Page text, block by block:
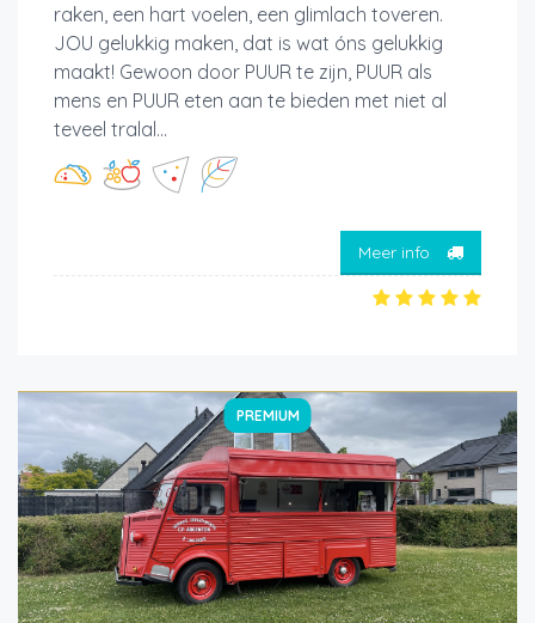
raken, een hart voelen, een glimlach toveren.
JOU gelukkig maken, dat is wat óns gelukkig
maakt! Gewoon door PUUR te zijn, PUUR als
mens en PUUR eten aan te bieden met niet al
teveel tralal...
Meer info
PREMIUM